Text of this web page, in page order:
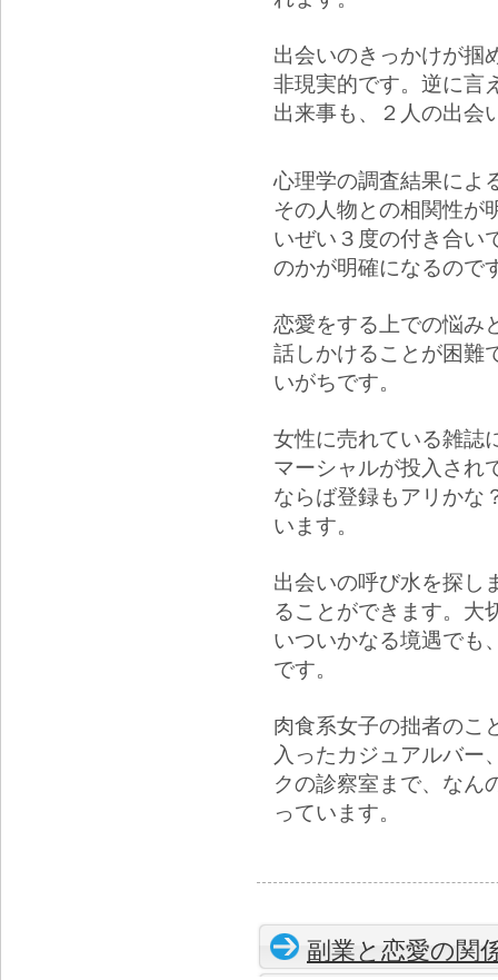
出会いのきっかけが掴
非現実的です。逆に言
出来事も、２人の出会
心理学の調査結果によ
その人物との相関性が
いぜい３度の付き合い
のかが明確になるので
恋愛をする上での悩み
話しかけることが困難
いがちです。
女性に売れている雑誌
マーシャルが投入され
ならば登録もアリかな
います。
出会いの呼び水を探し
ることができます。大
いついかなる境遇でも
です。
肉食系女子の拙者のこ
入ったカジュアルバー
クの診察室まで、なん
っています。
副業と恋愛の関